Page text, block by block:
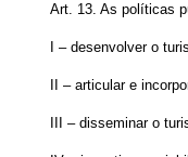
Art. 13. As políticas
I – desenvolver o
II – articular e
III – disseminar o